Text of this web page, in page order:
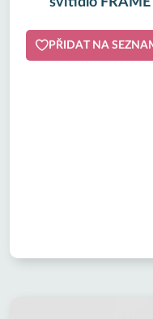
PŘIDAT NA